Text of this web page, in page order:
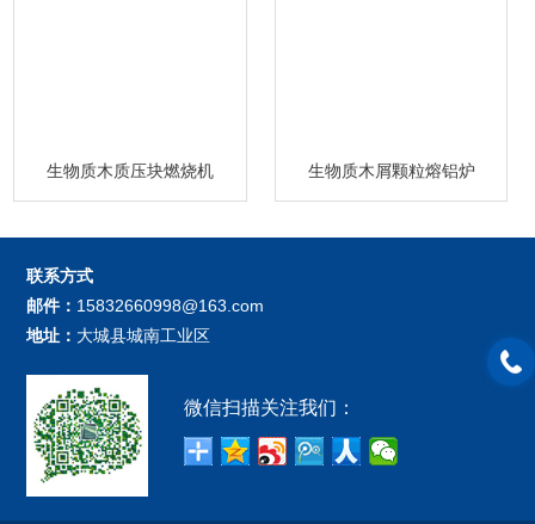
生物质木质压块燃烧机 生物质木屑颗粒熔铝炉
联系方式
邮件： 15832660998@163.com
地址： 大城县城南工业区
微信扫描关注我们：